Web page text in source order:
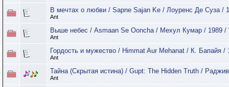
В мечтах о любви / Sapne Sajan Ke / Лоуренс Де Суза /
Ant
Выше небес / Asmaan Se Ooncha / Мехул Кумар / 1989 /
Ant
Гордость и мужество / Himmat Aur Mehanat / К. Бапайя /
Ant
Тайна (Скрытая истина) / Gupt: The Hidden Truth /
Ant